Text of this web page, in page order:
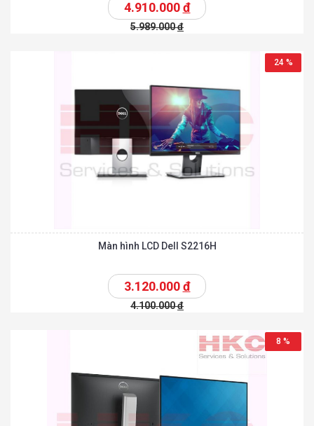
4.910.000đ
5.989.000đ
24 %
Màn hình LCD Dell S2216H
3.120.000đ
4.100.000đ
8 %